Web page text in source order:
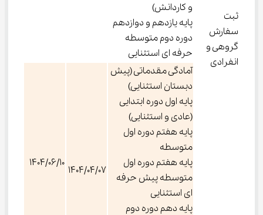
ثبت
سفارش
گروهی و
انفرادی
و کاردانش)
پایه یازدهم و دوازدهم
دوره دوم متوسطه
حرفه ای استثنایی
آمادگی مقدماتی (پیش
دبستان استثنایی)
پایه اول دوره ابتدایی
(عادی و استثنایی)
پایه هفتم دوره اول
متوسطه
پایه هفتم دوره اول
متوسطه پیش حرفه
ای استثنایی
پایه دهم دوره دوم
1404/04/07
1404/06/10